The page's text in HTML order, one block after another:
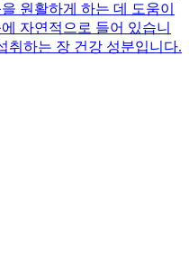
원활하게 하는 데 도움이
자연적으로 들어 있습니
취하는 장 건강 성분입니다.